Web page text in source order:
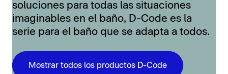
soluciones para todas las situaciones
imaginables en el baño, D-Code es la
serie para el baño que se adapta a todos.
Mostrar todos los productos D-Code